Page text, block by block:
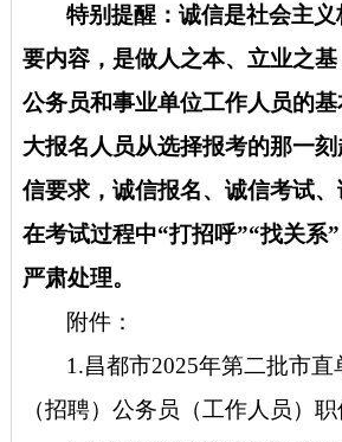
特别提醒：诚信是社会主
要内容，是做人之本、立业之
公务员和事业单位工作人员的
大报名人员从选择报考的那一
信要求，诚信报名、诚信考试
在考试过程中“打招呼”“找关系
严肃处理。
附件：
1.昌都市2025年第二批市
（招聘）公务员（工作人员）